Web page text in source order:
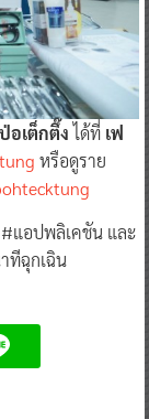
อเต็กตึ๊งได้ที่เฟ
หรือดูราย
แอปพลิเคชัน และ
ทีฉุกเฉิน